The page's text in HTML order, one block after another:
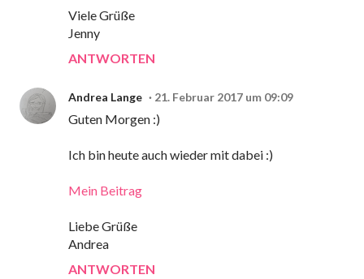
Viele Grüße
Jenny
ANTWORTEN
Andrea Lange 21. Februar 2017 um 09:09
Guten Morgen :)
Ich bin heute auch wieder mit dabei :)
Mein Beitrag
Liebe Grüße
Andrea
ANTWORTEN